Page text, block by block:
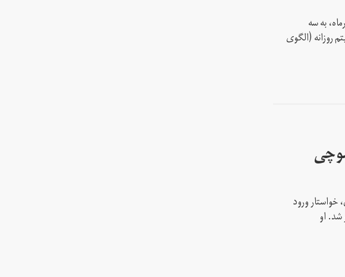
یا پزشکی، روز دوشنبه ۱۰ مهرماه، به سه
روزانه (الگوی
ورود
او